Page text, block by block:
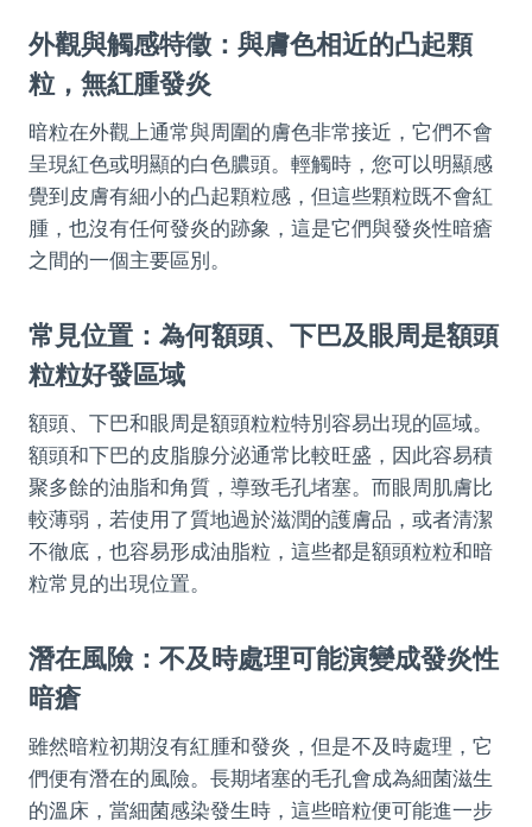
外觀與觸感特徵：與膚色相近的凸起顆
粒，無紅腫發炎
暗粒在外觀上通常與周圍的膚色非常接近，它們不會
呈現紅色或明顯的白色膿頭。輕觸時，您可以明顯感
覺到皮膚有細小的凸起顆粒感，但這些顆粒既不會紅
腫，也沒有任何發炎的跡象，這是它們與發炎性暗瘡
之間的一個主要區別。
常見位置：為何額頭、下巴及眼周是額頭
粒粒好發區域
額頭、下巴和眼周是額頭粒粒特別容易出現的區域。
額頭和下巴的皮脂腺分泌通常比較旺盛，因此容易積
聚多餘的油脂和角質，導致毛孔堵塞。而眼周肌膚比
較薄弱，若使用了質地過於滋潤的護膚品，或者清潔
不徹底，也容易形成油脂粒，這些都是額頭粒粒和暗
粒常見的出現位置。
潛在風險：不及時處理可能演變成發炎性
暗瘡
雖然暗粒初期沒有紅腫和發炎，但是不及時處理，它
們便有潛在的風險。長期堵塞的毛孔會成為細菌滋生
的溫床，當細菌感染發生時，這些暗粒便可能進一步